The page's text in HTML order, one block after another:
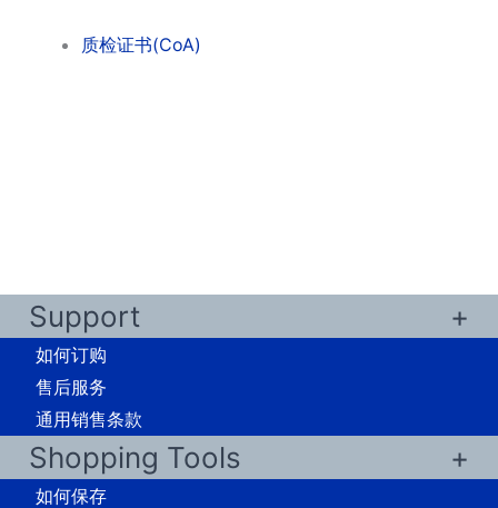
质检证书(CoA)
Support
如何订购
售后服务
通用销售条款
Shopping Tools
如何保存